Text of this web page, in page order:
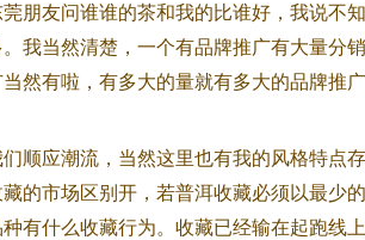
朋友问谁谁的茶和我的比谁好，我说不
我当然清楚，一个有品牌推广有大量分
然有啦，有多大的量就有多大的品牌推
顺应潮流，当然这里也有我的风格特点
的市场区别开，若普洱收藏必须以最少
有什么收藏行为。收藏已经输在起跑线